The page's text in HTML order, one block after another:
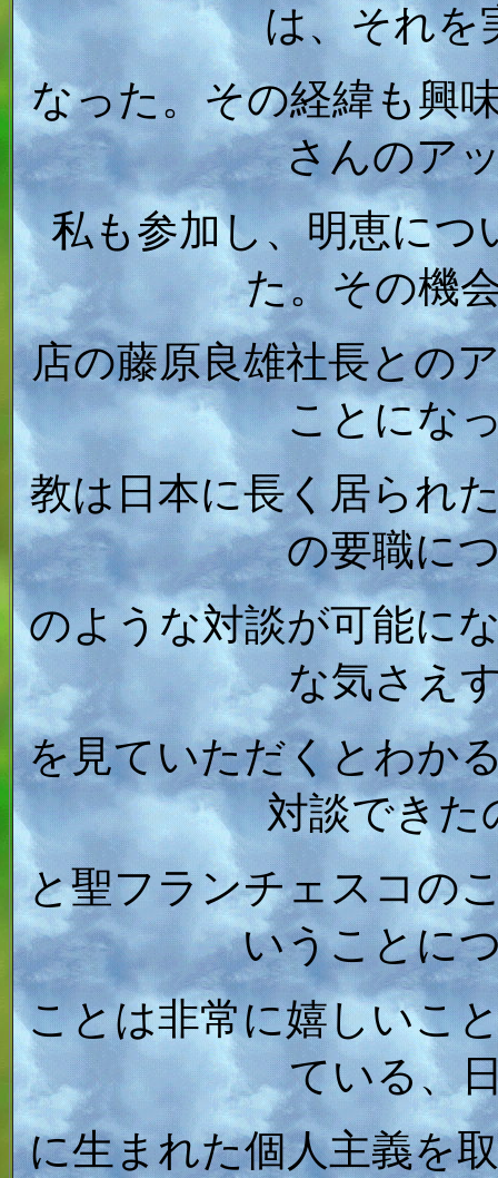
は、それを
なった。その経緯も興
さんのア
私も参加し、明恵に
た。その機
店の藤原良雄社長との
ことにな
教は日本に長く居られ
の要職に
のような対談が可能に
な気さえ
を見ていただくとわか
対談できた
と聖フランチェスコの
いうことに
ことは非常に嬉しいこ
ている、
に生まれた個人主義を